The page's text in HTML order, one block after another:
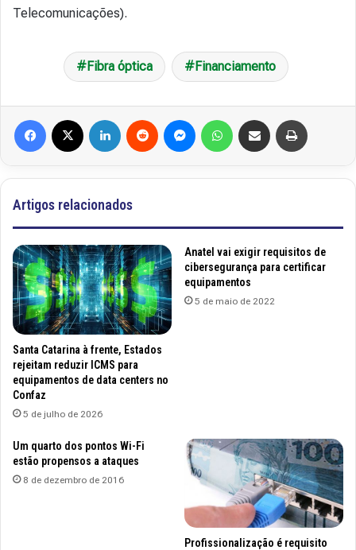
Telecomunicações).
Fibra óptica Financiamento
Artigos relacionados
Santa Catarina à frente, Estados
rejeitam reduzir ICMS para
equipamentos de data centers no
Confaz
5 de julho de 2026
Anatel vai exigir requisitos de
cibersegurança para certificar
equipamentos
5 de maio de 2022
Um quarto dos pontos Wi-Fi
estão propensos a ataques
8 de dezembro de 2016
Profissionalização é requisito